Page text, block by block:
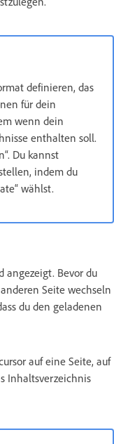
definieren, das
für dein
wenn dein
enthalten soll.
Du kannst
indem du
wählst.
angezeigt. Bevor du
Seite wechseln
du den geladenen
auf eine Seite, auf
Inhaltsverzeichnis